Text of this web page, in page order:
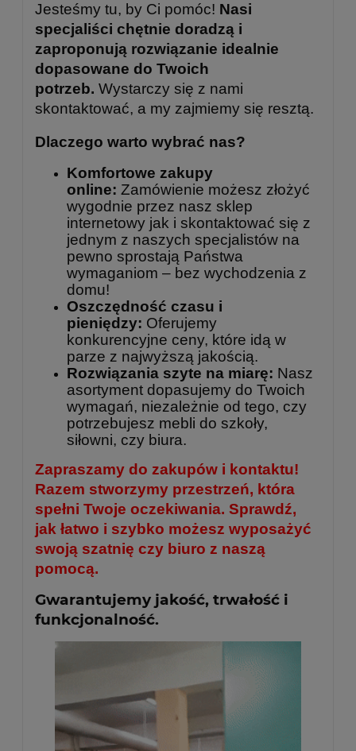
Jesteśmy tu, by Ci pomóc! Nasi
specjaliści chętnie doradzą i
zaproponują rozwiązanie idealnie
dopasowane do Twoich
potrzeb. Wystarczy się z nami
skontaktować, a my zajmiemy się resztą.
Dlaczego warto wybrać nas?
Komfortowe zakupy
online: Zamówienie możesz złożyć
wygodnie przez nasz sklep
internetowy jak i skontaktować się z
jednym z naszych specjalistów na
pewno sprostają Państwa
wymaganiom – bez wychodzenia z
domu!
Oszczędność czasu i
pieniędzy: Oferujemy
konkurencyjne ceny, które idą w
parze z najwyższą jakością.
Rozwiązania szyte na miarę: Nasz
asortyment dopasujemy do Twoich
wymagań, niezależnie od tego, czy
potrzebujesz mebli do szkoły,
siłowni, czy biura.
Zapraszamy do zakupów i kontaktu!
Razem stworzymy przestrzeń, która
spełni Twoje oczekiwania. Sprawdź,
jak łatwo i szybko możesz wyposażyć
swoją szatnię czy biuro z naszą
pomocą.
Gwarantujemy jakość, trwałość i
funkcjonalność.